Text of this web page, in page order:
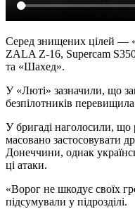
Серед знищених цілей —
ZALA Z-16, Supercam
та «Шахед».
У «Люті» зазначили, що
безпілотників
У бригаді наголосили, що
масовано застосовувати
Донеччини, однак
ці атаки.
«Ворог не шкодує своїх
підсумували у підрозділі.